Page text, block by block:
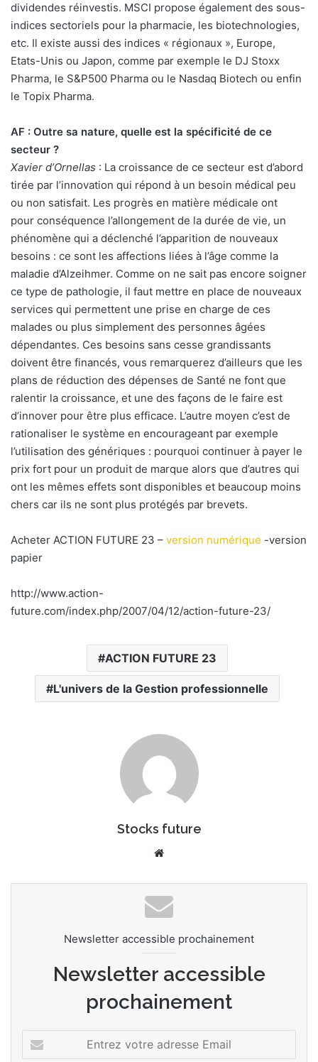
dividendes réinvestis. MSCI propose également des sous-
indices sectoriels pour la pharmacie, les biotechnologies,
etc. Il existe aussi des indices « régionaux », Europe,
Etats-Unis ou Japon, comme par exemple le DJ Stoxx
Pharma, le S&P500 Pharma ou le Nasdaq Biotech ou enfin
le Topix Pharma.
AF : Outre sa nature, quelle est la spécificité de ce
secteur ?
Xavier d’Ornellas : La croissance de ce secteur est d’abord
tirée par l’innovation qui répond à un besoin médical peu
ou non satisfait. Les progrès en matière médicale ont
pour conséquence l’allongement de la durée de vie, un
phénomène qui a déclenché l’apparition de nouveaux
besoins : ce sont les affections liées à l’âge comme la
maladie d’Alzeihmer. Comme on ne sait pas encore soigner
ce type de pathologie, il faut mettre en place de nouveaux
services qui permettent une prise en charge de ces
malades ou plus simplement des personnes âgées
dépendantes. Ces besoins sans cesse grandissants
doivent être financés, vous remarquerez d’ailleurs que les
plans de réduction des dépenses de Santé ne font que
ralentir la croissance, et une des façons de le faire est
d’innover pour être plus efficace. L’autre moyen c’est de
rationaliser le système en encourageant par exemple
l’utilisation des génériques : pourquoi continuer à payer le
prix fort pour un produit de marque alors que d’autres qui
ont les mêmes effets sont disponibles et beaucoup moins
chers car ils ne sont plus protégés par brevets.
Acheter ACTION FUTURE 23 – version numérique -version
papier
http://www.action-
future.com/index.php/2007/04/12/action-future-23/
ACTION FUTURE 23
L'univers de la Gestion professionnelle
Stocks future
te
Newsletter accessible prochainement
Newsletter accessible
prochainement